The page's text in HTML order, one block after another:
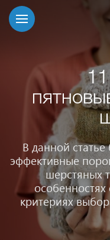
В данной
эффективные
шерстяных
особенностях
критериях